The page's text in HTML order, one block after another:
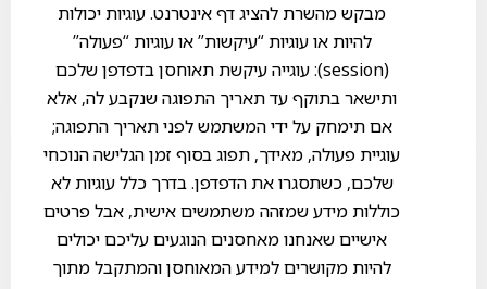
מבקש מהשרת להציג דף אינטרנט. עוגיות יכולות
להיות או עוגיות “עיקשות” או עוגיות “פעולה”
(session): עוגייה עיקשת תאוחסן בדפדפן שלכם
ותישאר בתוקף עד תאריך התפוגה שנקבע לה, אלא
אם תימחק על ידי המשתמש לפני תאריך התפוגה;
עוגיית פעולה, מאידך, תפוג בסוף זמן הגלישה הנוכחי
שלכם, כשתסגרו את הדפדפן. בדרך כלל עוגיות לא
כוללות מידע שמזהה משתמשים אישית, אבל פרטים
אישיים שאנחנו מאחסנים הנוגעים עליכם יכולים
להיות מקושרים למידע המאוחסן והמתקבל מתוך